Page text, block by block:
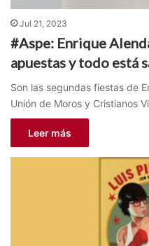
Jul 21, 2023
#Aspe: Enrique
apuestas y todo está
Son las segundas fiestas de
Unión de Moros y Cristianos
Leer más